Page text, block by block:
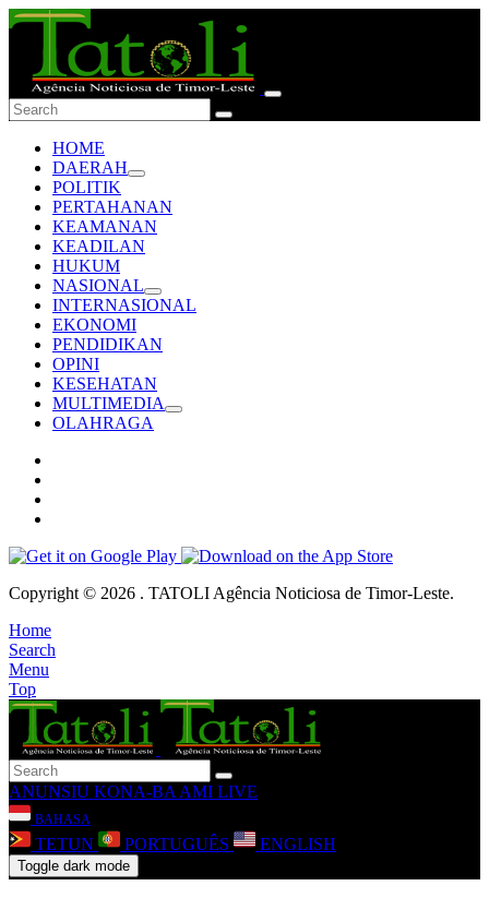
HOME
DAERAH
POLITIK
PERTAHANAN
KEAMANAN
KEADILAN
HUKUM
NASIONAL
INTERNASIONAL
EKONOMI
PENDIDIKAN
OPINI
KESEHATAN
MULTIMEDIA
OLAHRAGA
Copyright © 2026 . TATOLI Agência Noticiosa de Timor-Leste.
Home
Search
Menu
Top
ANUNSIU KONA-BA AMI LIVE
BAHASA
TETUN PORTUGUÊS ENGLISH
Toggle dark mode